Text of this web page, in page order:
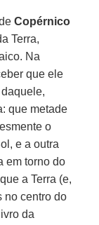
Copérnico
Terra,
Na
que ele
que metade
o
e a outra
em torno do
a Terra (e,
no centro do
da